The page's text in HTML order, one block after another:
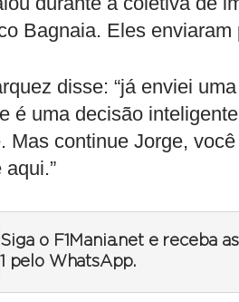
Bagnaia. Eles
disse: “já enviei
é uma decisão
Mas continue Jorge,
aqui.”
Siga o F1Mania.net e receba
1 pelo WhatsApp.